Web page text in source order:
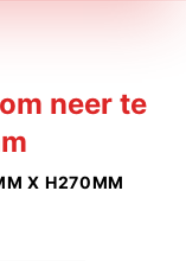
neer te
X H270MM